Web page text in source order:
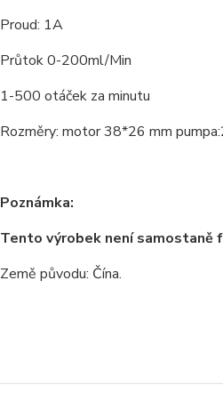
Proud: 1A
Průtok 0-200ml/Min
1-500 otáček za minutu
Rozměry: motor 38*26 mm
Poznámka:
Tento výrobek není samostaně
Země původu: Čína.